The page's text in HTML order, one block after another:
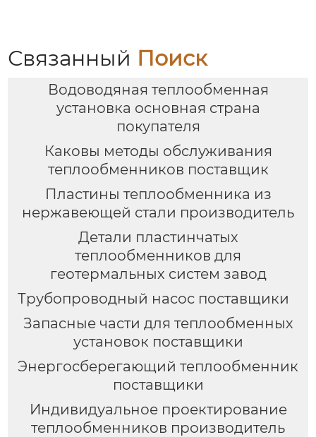
Связанный Поиск
Водоводяная теплообменная
установка основная страна
покупателя
Каковы методы обслуживания
теплообменников поставщик
Пластины теплообменника из
нержавеющей стали производитель
Детали пластинчатых
теплообменников для
геотермальных систем завод
Трубопроводный насос поставщики
Запасные части для теплообменных
установок поставщики
Энергосберегающий теплообменник
поставщики
Индивидуальное проектирование
теплообменников производитель